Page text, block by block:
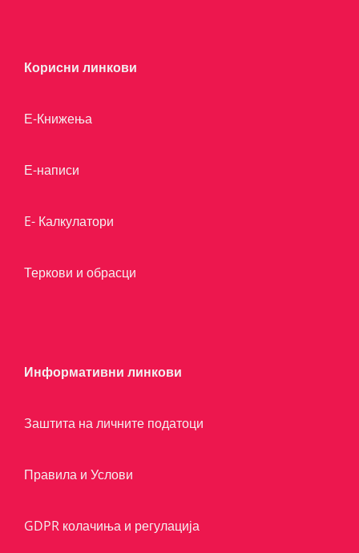
Корисни линкови
Е-Книжења
Е-написи
E- Калкулатори
Теркови и обрасци
Информативни линкови
Заштита на личните податоци
Правила и Услови
GDPR колачиња и регулација